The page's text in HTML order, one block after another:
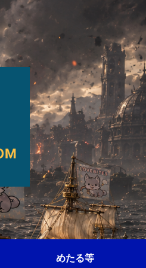
めたる等